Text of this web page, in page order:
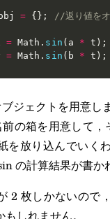
= { } ; //返り値を
= Math . sin ( a * t ) ;
= Math . sin ( b * t ) ;
ジェクトを用意し
の箱を用意して
を放り込んでいく
の計算結果が書か
2 枚しかないので
しれません。